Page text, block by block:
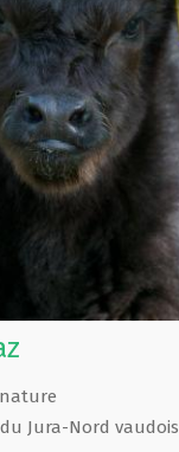
Jura-Nord vaudois